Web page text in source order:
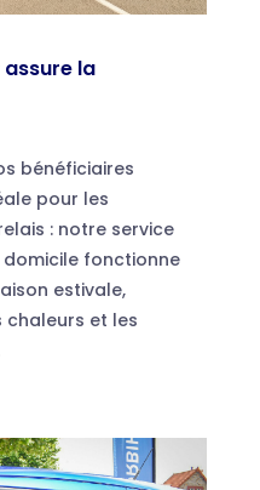
assure la
bénéficiaires
pour les
: notre service
fonctionne
estivale,
et les